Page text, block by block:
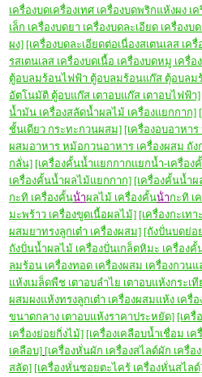
เครื่องบดเครื่องเทศ เครื่องบดพริกแห้งผง เ
เล็ก เครื่องบดยา เครื่องบดละเอียด เครื่อง
ผง] [เครื่องบดละเอียดต่อเนื่องสเตนเลส เค
รสเตนเลส เครื่องบดเนื้อ เครื่องบดหมู เครื่อ
ตู้อบลมร้อนไฟฟ้า ตู้อบลมร้อนแก๊ส ตุ้อบลม
อัตโนมัติ ตู้อบแก๊ส เตาอบแก๊ส เตาอบไฟฟ้า]
น้ำมัน เครื่องสลัดน้ำผลไม้ เครื่องแยกกาก]
ชั้นเดียว กระทะกวนผสม] [เครื่องอบอาหา
ผสมอาหาร หม้อกวนอาหาร เครื่องผสม ถั
กลั่น] [เครื่องคั้นน้ำแยกกากแยกน้ำ-เครื่อง
เครื่องคั้นน้ำผลไม้แยกกาก] [เครื่องคั้นน้ำ
กะทิ เครื่องคั้นน้ําผลไม้ เครื่องคั้นน้ํากะทิ เ
มะพร้าว เครื่องขูดเนื้อผลไม้] [เครื่องกะเท
ผสมยาทรงลูกเต๋า เครื่องผสม] [ถังปั่นบดย่อ
ถังปั่นน้ำผลไม้ เครื่องปั่นเกล็ดหิมะ เครื่อง
ลมร้อน เครื่องทอด เครื่องผสม เครื่องกวน
แห้งเมล็ดพืช เตาอบลำไย เตาอบแห้งกระเ
ผสมผงแห้งทรงลูกเต๋า เครื่องผสมแห้ง เครื่
ขนาดกลาง เตาอบแห้งราคาประหยัด] [เครื่
เครื่องย่อยกิ่งไม้] [เครื่องเคลือบน้ำเชื่อม เ
เคลือบ] [เครื่องหั่นผัก เครื่องสไลด์ผัก เครื่อ
สลัด] [เครื่องหั่นซอยตะไคร้ เครื่องหั่นสไล